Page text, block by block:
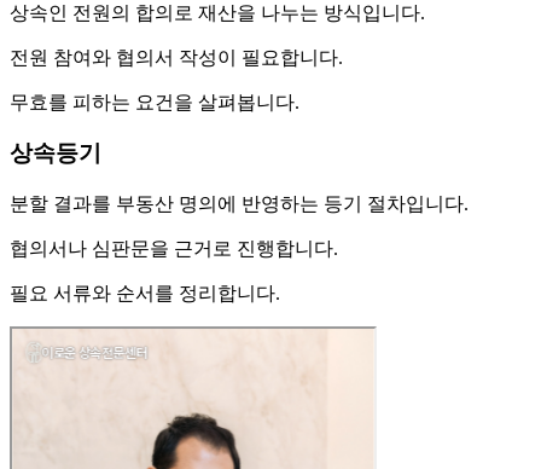
상속인 전원의 합의로 재산을 나누는 방식입니다.
전원 참여와 협의서 작성이 필요합니다.
무효를 피하는 요건을 살펴봅니다.
상속등기
분할 결과를 부동산 명의에 반영하는 등기 절차입니다.
협의서나 심판문을 근거로 진행합니다.
필요 서류와 순서를 정리합니다.